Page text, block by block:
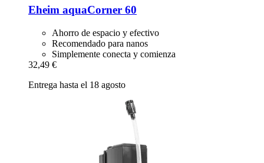
Eheim aquaCorner 60
Ahorro de espacio y efectivo
Recomendado para nanos
Simplemente conecta y comienza
32,49 €
Entrega hasta el 18 agosto